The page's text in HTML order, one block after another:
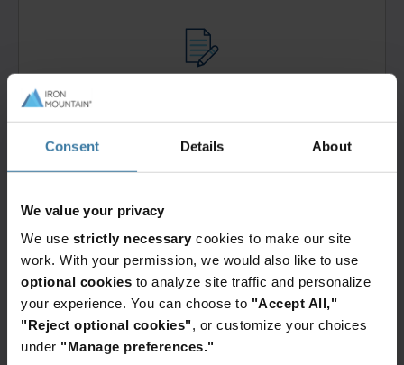
Consent Details About
We value your privacy
We use strictly necessary cookies to make our site
work. With your permission, we would also like to use
optional cookies to analyze site traffic and personalize
your experience. You can choose to "Accept All,"
"Reject optional cookies", or customize your choices
under "Manage preferences."
املأ هذا النموذج وسيتصل بك أحد المختصين في آيرون
ماونتن خلال يوم عملٍ واحد.
طلب عرض أسعار
تسجيل الدخول ودفع الفاتورة
سجل الدخول إلى حسابك أو تعرف على كيفية إنشاء
حساب.
البدء